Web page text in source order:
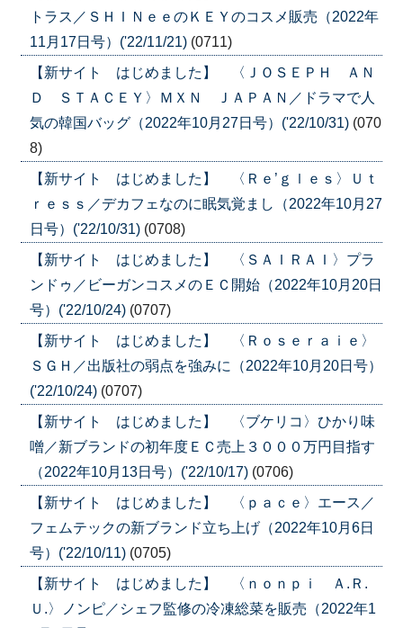
トラス／ＳＨＩＮｅｅのＫＥＹのコスメ販売（2022年
11月17日号）('22/11/21) (0711)
【新サイト はじめました】 〈ＪＯＳＥＰＨ ＡＮ
Ｄ ＳＴＡＣＥＹ〉ＭＸＮ ＪＡＰＡＮ／ドラマで人
気の韓国バッグ（2022年10月27日号）('22/10/31) (070
8)
【新サイト はじめました】 〈Ｒｅ’ｇｌｅｓ〉Ｕｔ
ｒｅｓｓ／デカフェなのに眠気覚まし（2022年10月27
日号）('22/10/31) (0708)
【新サイト はじめました】 〈ＳＡＩＲＡＩ〉プラ
ンドゥ／ビーガンコスメのＥＣ開始（2022年10月20日
号）('22/10/24) (0707)
【新サイト はじめました】 〈Ｒｏｓｅｒａｉｅ〉
ＳＧＨ／出版社の弱点を強みに（2022年10月20日号）
('22/10/24) (0707)
【新サイト はじめました】 〈ブケリコ〉ひかり味
噌／新ブランドの初年度ＥＣ売上３０００万円目指す
（2022年10月13日号）('22/10/17) (0706)
【新サイト はじめました】 〈ｐａｃｅ〉エース／
フェムテックの新ブランド立ち上げ（2022年10月6日
号）('22/10/11) (0705)
【新サイト はじめました】 〈ｎｏｎｐｉ Ａ.Ｒ.
Ｕ.〉ノンピ／シェフ監修の冷凍総菜を販売（2022年1